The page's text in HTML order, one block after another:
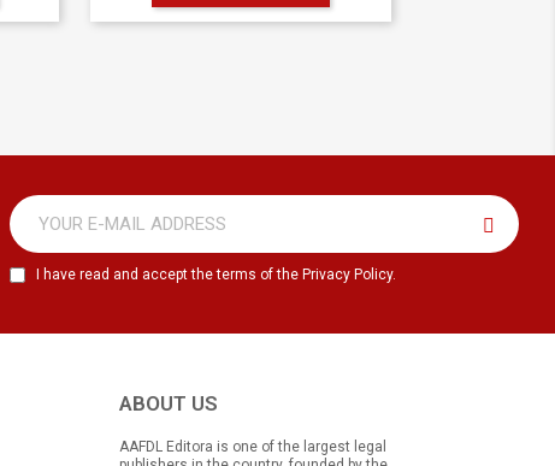
I have read and accept the terms of the Privacy Policy.
ABOUT US
AAFDL Editora is one of the largest legal